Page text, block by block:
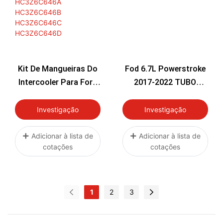
Kit De Mangueiras Do
Intercooler Para Ford
HC3Z6C646A
HC3Z6C646B
HC3Z6C646C
HC3Z6C646D
Investigação
Adicionar à lista de
cotações
Fod 6.7L Powerstroke
2017-2022 TUBO
QUENTE
Investigação
Adicionar à lista de
cotações
1 2 3